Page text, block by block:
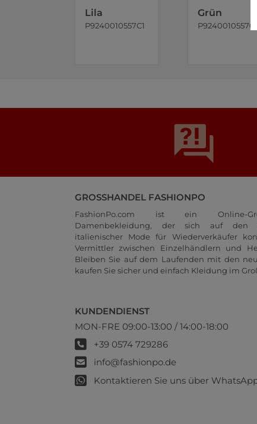
Lila
P9240010557C1
Grün
P9240010557C2
GROSSHANDEL FASHIONPO
FashionPo.com ist ein Online-
Damenbekleidung, der sich auf den
italienischer Mode für Wiederverkäufer
Vermittler zwischen Einzelhändlern und
Bleiben Sie auf dem Laufenden mit den
kaufen Sie sicher und einfach Kleidung im
KUNDENDIENST
MON-FRE 09:00-13:00 / 14:00-18:00
+39 0574 729286
info@fashionpo.de
Kontaktieren Sie uns über